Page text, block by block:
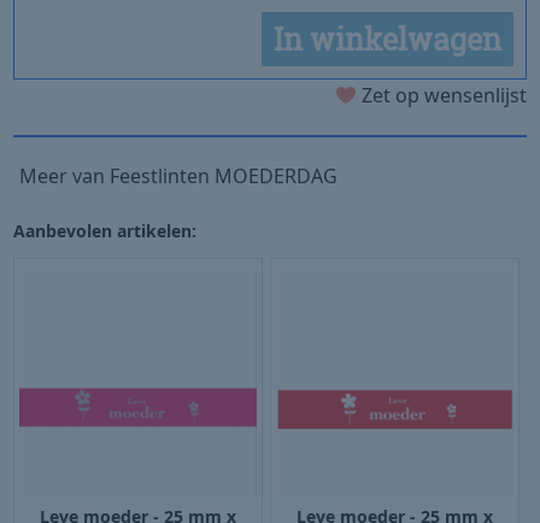
In winkelwagen
Zet op wensenlijst
Meer van Feestlinten MOEDERDAG
Aanbevolen artikelen:
Leve moeder - 25 mm x
Leve moeder - 25 mm x